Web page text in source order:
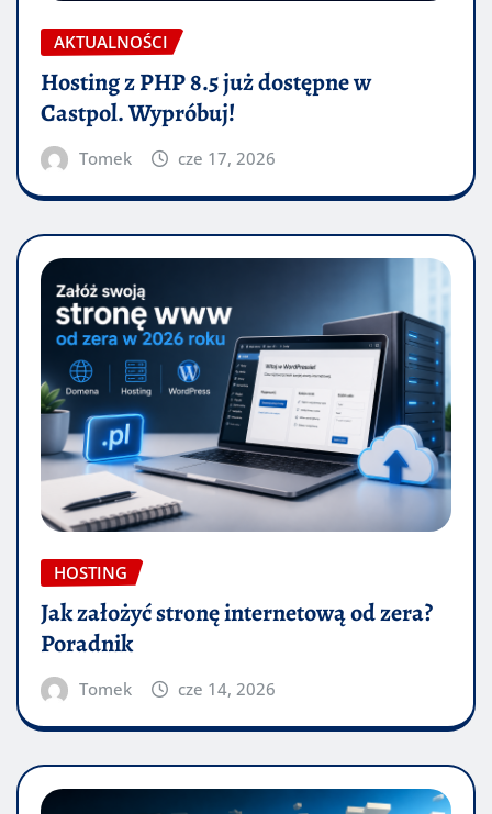
AKTUALNOŚCI
Hosting z PHP 8.5 już dostępne w
Castpol. Wypróbuj!
Tomek cze 17, 2026
HOSTING
Jak założyć stronę internetową od zera?
Poradnik
Tomek cze 14, 2026